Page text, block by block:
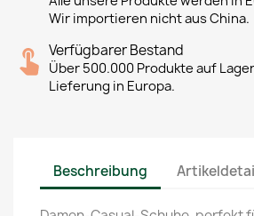
Wir importieren nicht aus China.
Verfügbarer Bestand
Über 500.000 Produkte auf
Lieferung in Europa.
Beschreibung